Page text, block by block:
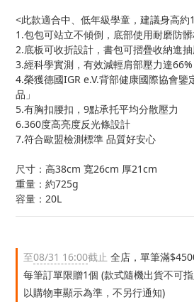
<此款適合中、低年級學童，建議身高
1.包包可站立不傾倒，底部使用耐磨防
2.底板可收折設計，書包可摺疊收納進
3.經科學實測，有效減輕肩部壓力達66%
4.榮獲德國IGR e.V.背部健康國際協會鑒
品」
5.有胸扣腰扣，9點承托平均分散壓力
6.360度高亮度反光條設計
7.符合歐盟檢測標準 品質好安心
尺寸：高38cm 寬26cm 厚21cm
重量：約725g
容量：20L
至08/31 16:00截止 全店，單筆滿
每筆訂單限贈1個 (款式隨機出貨不可
以購物車顯示為準，不另行通知)